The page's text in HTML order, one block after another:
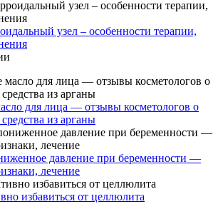
узел – особенности терапии,
для лица — отзывы косметологов о
из арганы
давление при беременности —
лечение
избавиться от целлюлита